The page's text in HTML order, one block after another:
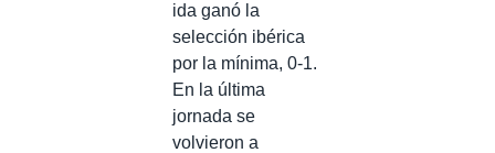
ida ganó la
selección ibérica
por la mínima, 0-1.
En la última
jornada se
volvieron a